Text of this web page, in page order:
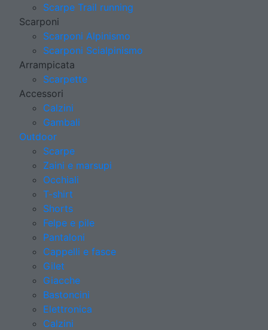
Scarpe Trail running
Scarponi
Scarponi Alpinismo
Scarponi Scialpinismo
Arrampicata
Scarpette
Accessori
Calzini
Gambali
Outdoor
Scarpe
Zaini e marsupi
Occhiali
T-shirt
Shorts
Felpe e pile
Pantaloni
Cappelli e fasce
Gilet
Giacche
Bastoncini
Elettronica
Calzini